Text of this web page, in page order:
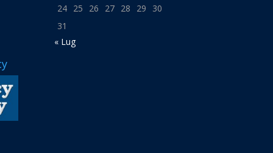
24 25 26 27 28 29
30
31
« Lug